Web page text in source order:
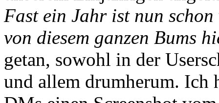
Fast ein Jahr ist nun
von diesem ganzen Bums
getan, sowohl in der
und allem drumherum. Ich